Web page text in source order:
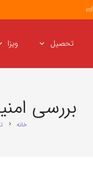
تحصیل ویزا
بررسی
خانه chevron_right